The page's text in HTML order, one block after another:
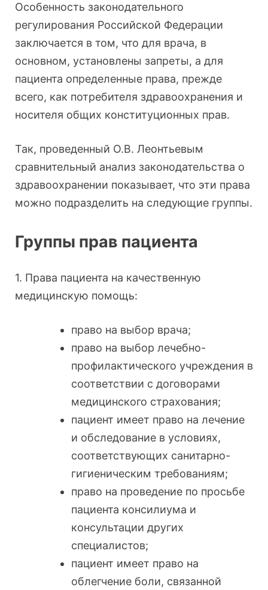
Особенность законодательного
регулирования Российской Федерации
заключается в том, что для врача, в
основном, установлены запреты, а для
пациента определенные права, прежде
всего, как потребителя здравоохранения и
носителя общих конституционных прав.
Так, проведенный О.В. Леонтьевым
сравнительный анализ законодательства о
здравоохранении показывает, что эти права
можно подразделить на следующие группы.
Группы прав пациента
1. Права пациента на качественную
медицинскую помощь:
право на выбор врача;
право на выбор лечебно-
профилактического учреждения в
соответствии с договорами
медицинского страхования;
пациент имеет право на лечение
и обследование в условиях,
соответствующих санитарно-
гигиеническим требованиям;
право на проведение по просьбе
пациента консилиума и
консультации других
специалистов;
пациент имеет право на
облегчение боли, связанной